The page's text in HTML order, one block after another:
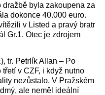
byla zakoupena za
dokonce 40.000 euro.
v Listed a pravý bratr
Gr.1. Otec je zdrojem
tr. Petrlík Allan – Po
v CZF, i když nutno
nezůstalo. V Pražském
ale neměl ideální